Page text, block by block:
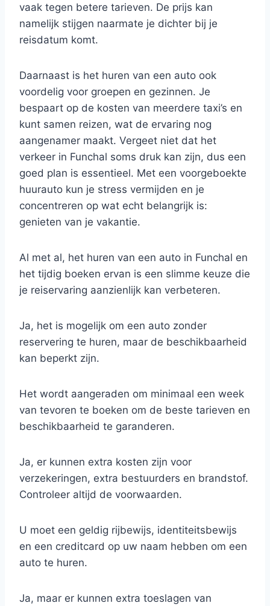
vaak tegen betere tarieven. De prijs kan
namelijk stijgen naarmate je dichter bij je
reisdatum komt.
Daarnaast is het huren van een auto ook
voordelig voor groepen en gezinnen. Je
bespaart op de kosten van meerdere taxi’s en
kunt samen reizen, wat de ervaring nog
aangenamer maakt. Vergeet niet dat het
verkeer in Funchal soms druk kan zijn, dus een
goed plan is essentieel. Met een voorgeboekte
huurauto kun je stress vermijden en je
concentreren op wat echt belangrijk is:
genieten van je vakantie.
Al met al, het huren van een auto in Funchal en
het tijdig boeken ervan is een slimme keuze die
je reiservaring aanzienlijk kan verbeteren.
Ja, het is mogelijk om een auto zonder
reservering te huren, maar de beschikbaarheid
kan beperkt zijn.
Het wordt aangeraden om minimaal een week
van tevoren te boeken om de beste tarieven en
beschikbaarheid te garanderen.
Ja, er kunnen extra kosten zijn voor
verzekeringen, extra bestuurders en brandstof.
Controleer altijd de voorwaarden.
U moet een geldig rijbewijs, identiteitsbewijs
en een creditcard op uw naam hebben om een
auto te huren.
Ja, maar er kunnen extra toeslagen van